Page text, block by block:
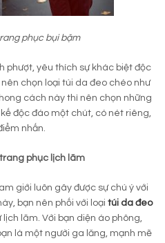
phục bụi bặm
phượt, yêu thích sự khác biệt độc
chọn loại túi da đeo chéo như
cách này thì nên chọn những
độc đáo một chút, có nét riêng,
nhấn.
phục lịch lãm
giới luôn gây được sự chú ý với
bạn nên phối với loại túi da đeo
lãm. Với bạn diện áo phông,
là một người ga lăng, mạnh mẽ